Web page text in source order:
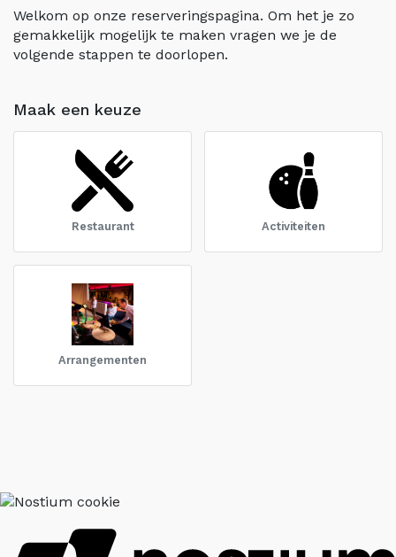
Welkom op onze reserveringspagina. Om het je zo
gemakkelijk mogelijk te maken vragen we je de
volgende stappen te doorlopen.
Maak een keuze
Restaurant Activiteiten
Arrangementen